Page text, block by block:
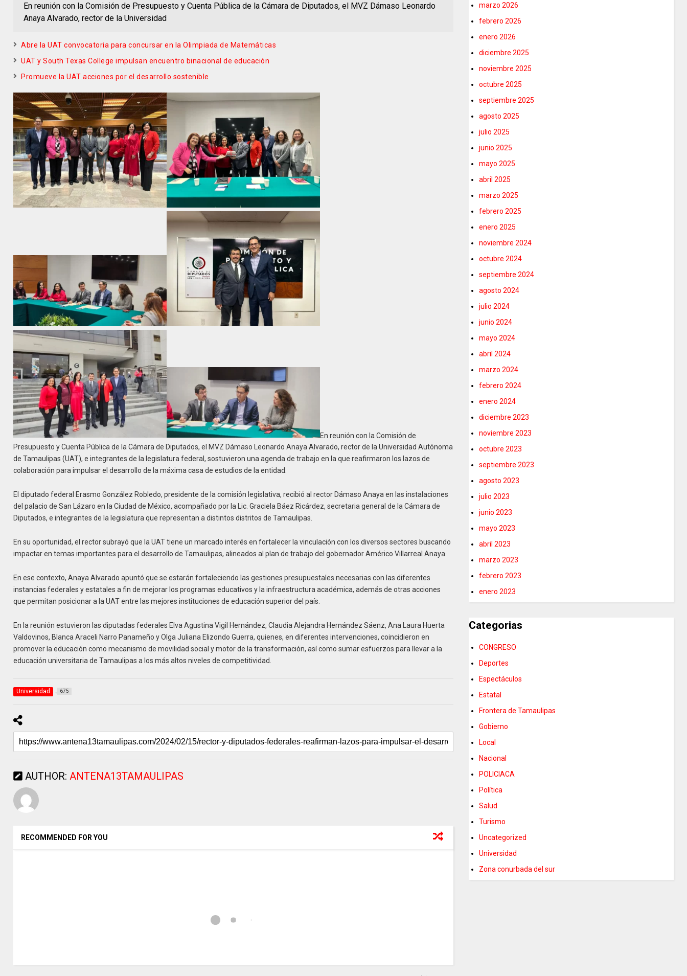
En reunión con la Comisión de Presupuesto y Cuenta Pública de la Cámara de Diputados, el MVZ Dámaso Leonardo
Anaya Alvarado, rector de la Universidad
Abre la UAT convocatoria para concursar en la Olimpiada de Matemáticas
UAT y South Texas College impulsan encuentro binacional de educación
Promueve la UAT acciones por el desarrollo sostenible
En reunión con la Comisión de
Presupuesto y Cuenta Pública de la Cámara de Diputados, el MVZ Dámaso Leonardo Anaya Alvarado, rector de la Universidad Autónoma
de Tamaulipas (UAT), e integrantes de la legislatura federal, sostuvieron una agenda de trabajo en la que reafirmaron los lazos de
colaboración para impulsar el desarrollo de la máxima casa de estudios de la entidad.
El diputado federal Erasmo González Robledo, presidente de la comisión legislativa, recibió al rector Dámaso Anaya en las instalaciones
del palacio de San Lázaro en la Ciudad de México, acompañado por la Lic. Graciela Báez Ricárdez, secretaria general de la Cámara de
Diputados, e integrantes de la legislatura que representan a distintos distritos de Tamaulipas.
En su oportunidad, el rector subrayó que la UAT tiene un marcado interés en fortalecer la vinculación con los diversos sectores buscando
impactar en temas importantes para el desarrollo de Tamaulipas, alineados al plan de trabajo del gobernador Américo Villarreal Anaya.
En ese contexto, Anaya Alvarado apuntó que se estarán fortaleciendo las gestiones presupuestales necesarias con las diferentes
instancias federales y estatales a fin de mejorar los programas educativos y la infraestructura académica, además de otras acciones
que permitan posicionar a la UAT entre las mejores instituciones de educación superior del país.
En la reunión estuvieron las diputadas federales Elva Agustina Vigil Hernández, Claudia Alejandra Hernández Sáenz, Ana Laura Huerta
Valdovinos, Blanca Araceli Narro Panameño y Olga Juliana Elizondo Guerra, quienes, en diferentes intervenciones, coincidieron en
promover la educación como mecanismo de movilidad social y motor de la transformación, así como sumar esfuerzos para llevar a la
educación universitaria de Tamaulipas a los más altos niveles de competitividad.
Universidad 675
AUTHOR: ANTENA13TAMAULIPAS
RECOMMENDED FOR YOU
marzo 2026
febrero 2026
enero 2026
diciembre 2025
noviembre 2025
octubre 2025
septiembre 2025
agosto 2025
julio 2025
junio 2025
mayo 2025
abril 2025
marzo 2025
febrero 2025
enero 2025
noviembre 2024
octubre 2024
septiembre 2024
agosto 2024
julio 2024
junio 2024
mayo 2024
abril 2024
marzo 2024
febrero 2024
enero 2024
diciembre 2023
noviembre 2023
octubre 2023
septiembre 2023
agosto 2023
julio 2023
junio 2023
mayo 2023
abril 2023
marzo 2023
febrero 2023
enero 2023
Categorias
CONGRESO
Deportes
Espectáculos
Estatal
Frontera de Tamaulipas
Gobierno
Local
Nacional
POLICIACA
Política
Salud
Turismo
Uncategorized
Universidad
Zona conurbada del sur